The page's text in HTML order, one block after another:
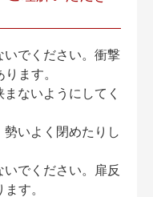
でください。衝撃
ます。
ないようにしてく
いよく閉めたりし
でください。扉反
す。